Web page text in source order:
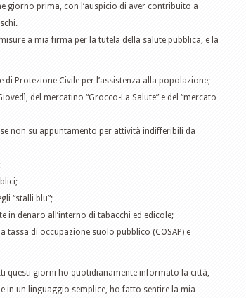
giorno prima, con l’auspicio di aver contribuito a
a mia firma per la tutela della salute pubblica, e la
Protezione Civile per l’assistenza alla popolazione;
del mercatino “Grocco-La Salute” e del “mercato
non su appuntamento per attività indifferibili da
“stalli blu”;
in denaro all’interno di tabacchi ed edicole;
tassa di occupazione suolo pubblico (COSAP) e
questi giorni ho quotidianamente informato la città,
in un linguaggio semplice, ho fatto sentire la mia